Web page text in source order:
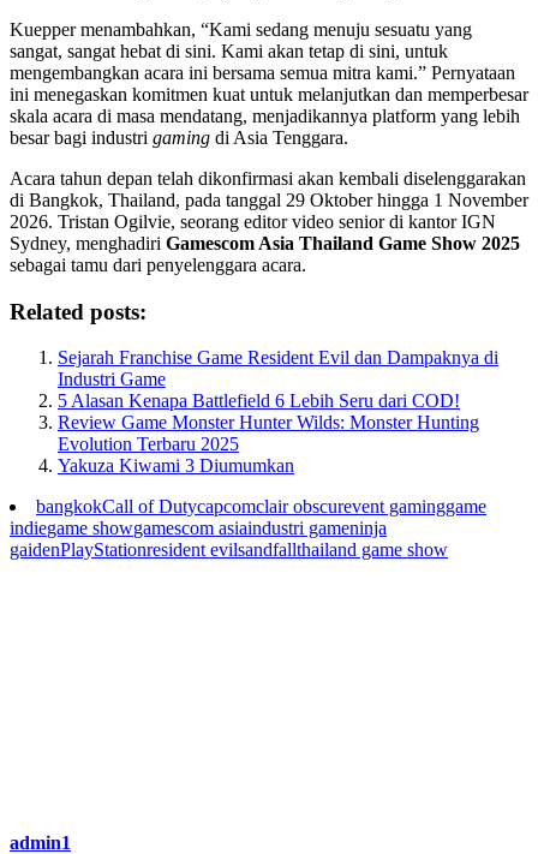
Kuepper menambahkan, “Kami sedang menuju sesuatu yang
sangat, sangat hebat di sini. Kami akan tetap di sini, untuk
mengembangkan acara ini bersama semua mitra kami.” Pernyataan
ini menegaskan komitmen kuat untuk melanjutkan dan memperbesar
skala acara di masa mendatang, menjadikannya platform yang lebih
besar bagi industri gaming di Asia Tenggara.
Acara tahun depan telah dikonfirmasi akan kembali diselenggarakan
di Bangkok, Thailand, pada tanggal 29 Oktober hingga 1 November
2026. Tristan Ogilvie, seorang editor video senior di kantor IGN
Sydney, menghadiri Gamescom Asia Thailand Game Show 2025
sebagai tamu dari penyelenggara acara.
Related posts:
Sejarah Franchise Game Resident Evil dan Dampaknya di
Industri Game
5 Alasan Kenapa Battlefield 6 Lebih Seru dari COD!
Review Game Monster Hunter Wilds: Monster Hunting
Evolution Terbaru 2025
Yakuza Kiwami 3 Diumumkan
bangkokCall of Dutycapcomclair obscurevent gaminggame
indiegame showgamescom asiaindustri gameninja
gaidenPlayStationresident evilsandfallthailand game show
admin1